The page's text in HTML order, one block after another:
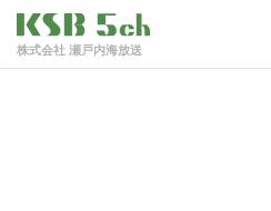
株式会社 瀬戸内海放送